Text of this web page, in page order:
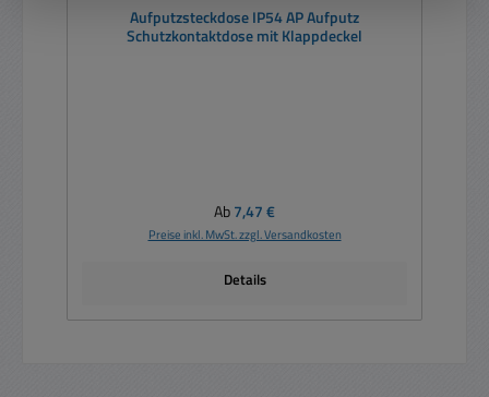
Aufputzsteckdose IP54 AP Aufputz
Schutzkontaktdose mit Klappdeckel
Regulärer Preis:
Ab7,47 €
Preise inkl. MwSt. zzgl. Versandkosten
Details